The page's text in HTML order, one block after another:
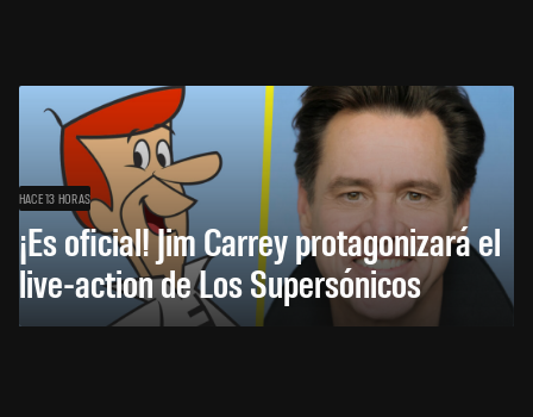
HACE 13 HORAS
¡Es oficial! Jim Carrey protagonizará el
live-action de Los Supersónicos